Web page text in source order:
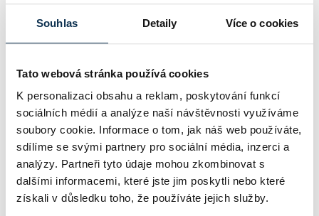
Souhlas Detaily Více o cookies
Tato webová stránka používá cookies
K personalizaci obsahu a reklam, poskytování funkcí
sociálních médií a analýze naší návštěvnosti využíváme
soubory cookie. Informace o tom, jak náš web používáte,
sdílíme se svými partnery pro sociální média, inzerci a
analýzy. Partneři tyto údaje mohou zkombinovat s
dalšími informacemi, které jste jim poskytli nebo které
získali v důsledku toho, že používáte jejich služby.
★ ★ ★ ★
Všechna hodnocení